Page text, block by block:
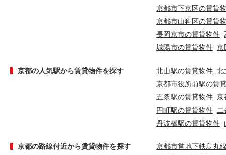
京都市下京区の賃貸
京都市山科区の賃貸
長岡京市の賃貸物件
城陽市の賃貸物件 京
京都の人気駅から賃貸物件を探す 北山駅の賃貸物件 北
京都市役所前駅の賃
五条駅の賃貸物件 京
円町駅の賃貸物件
丹波橋駅の賃貸物件
京都の路線付近から賃貸物件を探す
京都市営地下鉄烏丸